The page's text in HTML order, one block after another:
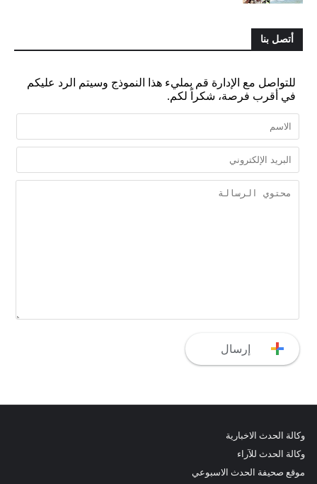
أتصل بنا
للتواصل مع الإدارة قم بمليء هذا النموذج وسيتم الرد عليكم
في أقرب فرصة، شكراً لكم.
وكالة الحدث الاخبارية
وكالة الحدث للآراء
موقع صحيفة الحدث الاسبوعي